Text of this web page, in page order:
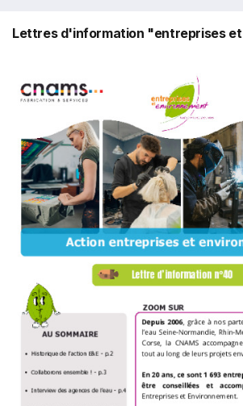
Lettres d'information "entreprises